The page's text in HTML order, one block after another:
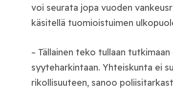
voi seurata jopa vuoden
käsitellä tuomioistuimen
– Tällainen teko tullaan
syyteharkintaan. Yhteiskunta ei
rikollisuuteen, sanoo